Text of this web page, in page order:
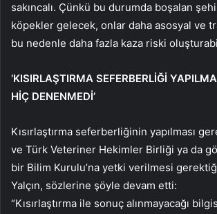
sakıncalı. Çünkü bu durumda boşalan
köpekler gelecek, onlar daha asosyal ve
bu nedenle daha fazla kaza riski
‘KISIRLAŞTIRMA SEFERBERLİĞİ
HİÇ DENENMEDİ’
Kısırlaştırma seferberliğinin yapılması
ve Türk Veteriner Hekimler Birliği ya da
bir Bilim Kurulu’na yetki verilmesi
Yalçın, sözlerine şöyle devam etti:
“Kısırlaştırma ile sonuç alınmayacağı